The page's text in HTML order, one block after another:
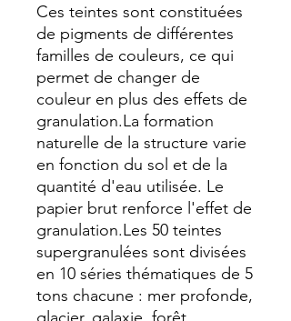
Ces teintes sont constituées
de pigments de différentes
familles de couleurs, ce qui
permet de changer de
couleur en plus des effets de
granulation.La formation
naturelle de la structure varie
en fonction du sol et de la
quantité d'eau utilisée. Le
papier brut renforce l'effet de
granulation.Les 50 teintes
supergranulées sont divisées
en 10 séries thématiques de 5
tons chacune : mer profonde,